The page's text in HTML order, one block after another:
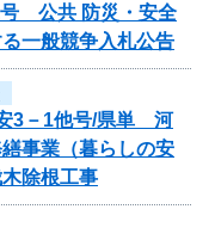
号 公共 防災・安全
一般競争入札公告
3－1他号/県単 河
事業（暮らしの安
除根工事